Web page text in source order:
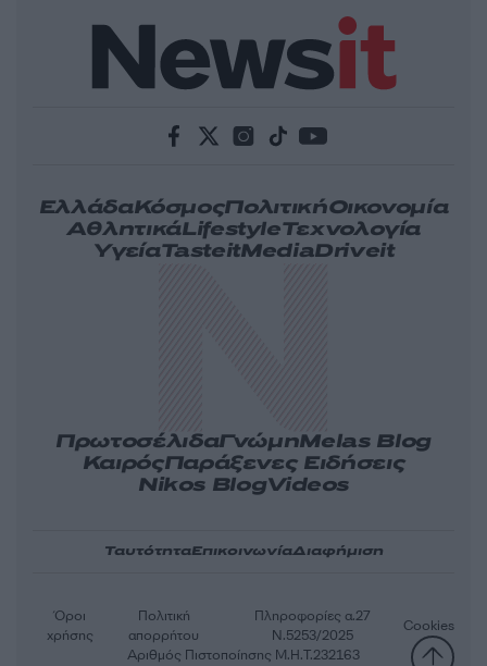
ΕλλάδαΚόσμοςΠολιτικήΟικονομία
ΑθλητικάLifestyleΤεχνολογία
ΥγείαTasteitMediaDriveit
ΠρωτοσέλιδαΓνώμηMelas Blog
ΚαιρόςΠαράξενες Ειδήσεις
Nikos BlogVideos
ΤαυτότηταΕπικοινωνίαΔιαφήμιση
Αριθμός Πιστοποίησης Μ.Η.Τ.232163
Όροι
χρήσης
Πολιτική
απορρήτου
Πληροφορίες α.27
Ν.5253/2025
Cookies